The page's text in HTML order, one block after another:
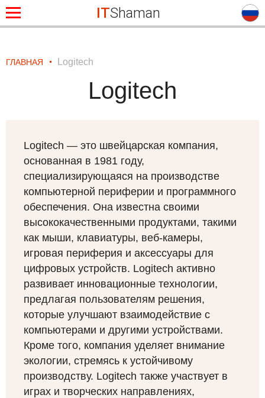
ITShaman
ГЛАВНАЯ Logitech
Logitech
Logitech — это швейцарская компания,
основанная в 1981 году,
специализирующаяся на производстве
компьютерной периферии и программного
обеспечения. Она известна своими
высококачественными продуктами, такими
как мыши, клавиатуры, веб-камеры,
игровая периферия и аксессуары для
цифровых устройств. Logitech активно
развивает инновационные технологии,
предлагая пользователям решения,
которые улучшают взаимодействие с
компьютерами и другими устройствами.
Кроме того, компания уделяет внимание
экологии, стремясь к устойчивому
производству. Logitech также участвует в
играх и творческих направлениях,